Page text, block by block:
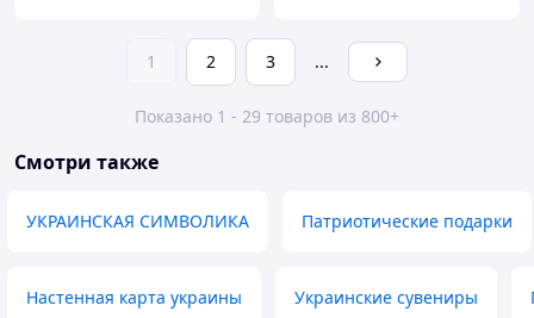
1 2 3 ...
Показано 1 - 29 товаров из 800+
Смотри также
УКРАИНСКАЯ СИМВОЛИКА Патриотические подарки
Настенная карта украины Украинские сувениры